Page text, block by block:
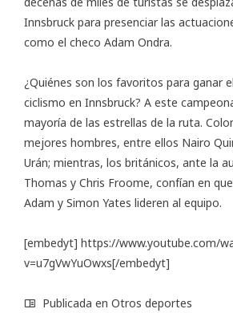
Innsbruck para presenciar las
como el checo Adam Ondra.
¿Quiénes son los favoritos para ganar
ciclismo en Innsbruck? A este
mayoría de las estrellas de la ruta.
mejores hombres, entre ellos Nairo
Urán; mientras, los británicos, ante la
Thomas y Chris Froome, confían en
Adam y Simon Yates lideren al equipo.
[embedyt] https://www.youtube.com/
v=u7gVwYuOwxs[/embedyt]
Publicada en Otros deportes